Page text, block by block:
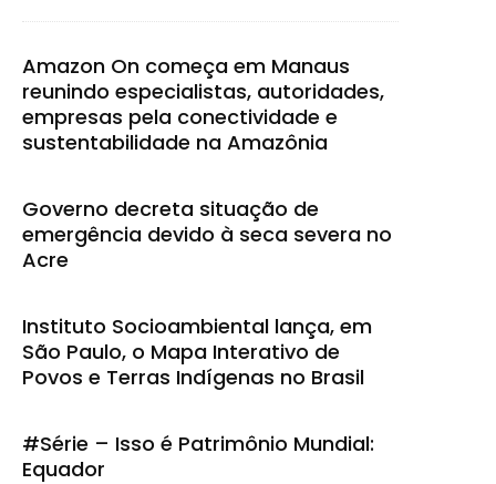
Amazon On começa em Manaus
reunindo especialistas, autoridades,
empresas pela conectividade e
sustentabilidade na Amazônia
Governo decreta situação de
emergência devido à seca severa no
Acre
Instituto Socioambiental lança, em
São Paulo, o Mapa Interativo de
Povos e Terras Indígenas no Brasil
#Série – Isso é Patrimônio Mundial:
Equador